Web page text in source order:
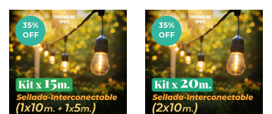
35%
OFF
35%
OFF